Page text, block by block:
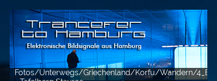
Fotos/Unterwegs/Griechenland/Korfu/Wandern/